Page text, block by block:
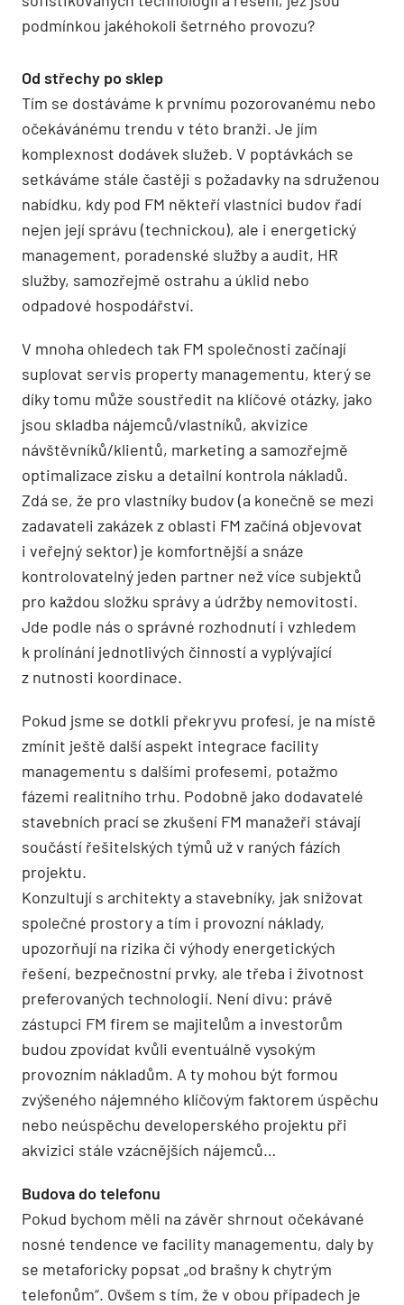
podmínkou jakéhokoli šetrného provozu?
Od střechy po sklep
Tím se dostáváme k prvnímu pozorovanému nebo
očekávánému trendu v této branži. Je jím
komplexnost dodávek služeb. V poptávkách se
setkáváme stále častěji s požadavky na sdruženou
nabídku, kdy pod FM někteří vlastníci budov řadí
nejen její správu (technickou), ale i energetický
management, poradenské služby a audit, HR
služby, samozřejmě ostrahu a úklid nebo
odpadové hospodářství.
V mnoha ohledech tak FM společnosti začínají
suplovat servis property managementu, který se
díky tomu může soustředit na klíčové otázky, jako
jsou skladba nájemců/vlastníků, akvizice
návštěvníků/klientů, marketing a samozřejmě
optimalizace zisku a detailní kontrola nákladů.
Zdá se, že pro vlastníky budov (a konečně se mezi
zadavateli zakázek z oblasti FM začíná objevovat
i veřejný sektor) je komfortnější a snáze
kontrolovatelný jeden partner než více subjektů
pro každou složku správy a údržby nemovitosti.
Jde podle nás o správné rozhodnutí i vzhledem
k prolínání jednotlivých činností a vyplývající
z nutnosti koordinace.
Pokud jsme se dotkli překryvu profesí, je na místě
zmínit ještě další aspekt integrace facility
managementu s dalšími profesemi, potažmo
fázemi realitního trhu. Podobně jako dodavatelé
stavebních prací se zkušení FM manažeři stávají
součástí řešitelských týmů už v raných fázích
projektu.
Konzultují s architekty a stavebníky, jak snižovat
společné prostory a tím i provozní náklady,
upozorňují na rizika či výhody energetických
řešení, bezpečnostní prvky, ale třeba i životnost
preferovaných technologií. Není divu: právě
zástupci FM firem se majitelům a investorům
budou zpovídat kvůli eventuálně vysokým
provozním nákladům. A ty mohou být formou
zvýšeného nájemného klíčovým faktorem úspěchu
nebo neúspěchu developerského projektu při
akvizici stále vzácnějších nájemců…
Budova do telefonu
Pokud bychom měli na závěr shrnout očekávané
nosné tendence ve facility managementu, daly by
se metaforicky popsat „od brašny k chytrým
telefonům“. Ovšem s tím, že v obou případech je